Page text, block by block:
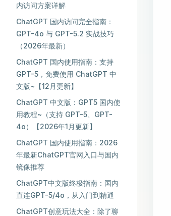
内访问方案详解
ChatGPT 国内访问完全指南：
GPT-4o 与 GPT-5.2 实战技巧
（2026年最新）
ChatGPT 国内使用指南：支持
GPT-5，免费使用 ChatGPT 中
文版~【12月更新】
ChatGPT 中文版：GPT5 国内使
用教程~（支持 GPT-5、GPT-
4o）【2026年1月更新】
ChatGPT 国内使用指南：2026
年最新ChatGPT官网入口与国内
镜像推荐
ChatGPT中文版终极指南：国内
直连GPT-5/4o，从入门到精通
ChatGPT创意玩法大全：除了聊